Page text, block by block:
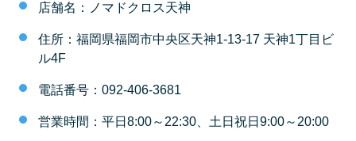
店舗名：ノマドクロス天神
住所：福岡県福岡市中央区天神1-13-17 天神1丁目ビ
ル4F
電話番号：092-406-3681
営業時間：平日8:00～22:30、土日祝日9:00～20:00